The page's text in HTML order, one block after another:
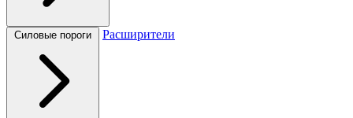
Силовые пороги Расширители